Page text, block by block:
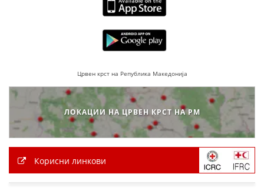
Црвен крст на Република Македонија
ЛОКАЦИИ НА ЦРВЕН КРСТ НА РМ
Корисни линкови